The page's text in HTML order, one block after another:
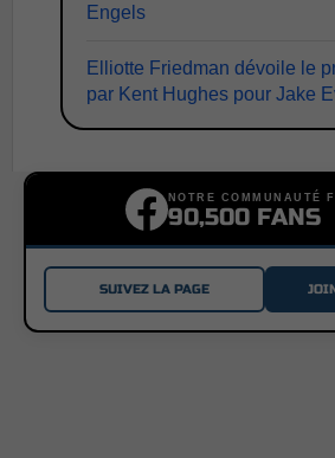
Engels
Elliotte Friedman dévoile le
par Kent Hughes pour Jake
NOTRE COMMUNAUTÉ
90,500 FANS
SUIVEZ LA PAGE